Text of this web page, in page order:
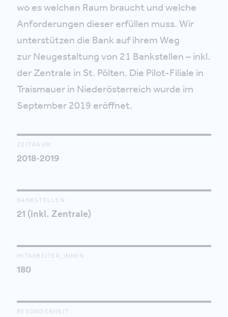
wo es welchen Raum braucht und welche
Anforderungen dieser erfüllen muss. Wir
unterstützen die Bank auf ihrem Weg
zur Neugestaltung von 21 Bankstellen – inkl.
der Zentrale in St. Pölten. Die Pilot-Filiale in
Traismauer in Niederösterreich wurde im
September 2019 eröffnet.
ZEITRAUM
2018-2019
BANKSTELLEN
21 (inkl. Zentrale)
MITARBEITER_INNEN
180
BESONDERHEIT